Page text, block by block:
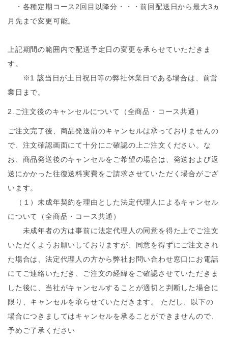
・各種定期コース2回目以降分・・・前回配送日から最大3ヵ
月先まで変更可能。
上記期間の範囲内で配送予定日の変更を承らせていただきま
す。
※1 該当日が土日祝日等の弊社休業日である場合は、前営
業日まで。
2.ご注文後のキャンセルについて（全商品・コース共通）
ご注文完了後、商品発送前のキャンセルは承っておりませんの
で、注文確認画面にて十分にご確認の上ご注文ください。な
お、商品発送後のキャンセルをご希望の場合は、発送および返
送にかかった往復送料実費をご請求させていただく場合がござ
います。
（１）未成年契約を理由とした法定代理人によるキャンセル
について（全商品・コース共通）
未成年者の方は事前に法定代理人の同意を得た上でご注文
いただくようお願いしておりますが、同意を得ずにご注文され
た場合は、法定代理人の方から弊社お問い合わせ窓口にお電話
にてご連絡いただき、ご注文の経緯をご確認させていただきま
した後に、当社がキャンセルすることが適切と判断した場合に
限り、キャンセルを承らせていただきます。 ただし、以下の
場合につきましてはキャンセルを承ることができませんので、
予めご了承ください